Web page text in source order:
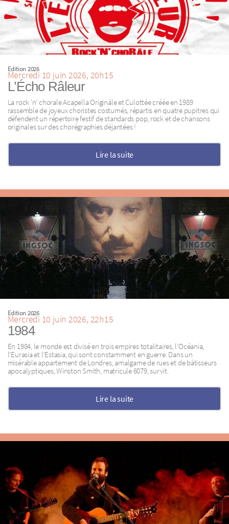
Edition 2026
Mercredi 10 juin 2026, 20h15
L’Écho Râleur
La rock ’n’ chorale Acapella Originâle et Culottée créée en 1989
rassemble de joyeux choristes costumés, répartis en quatre pupitres qui
défendent un répertoire festif de standards pop, rock et de chansons
originales sur des chorégraphies déjantées !
Lire la suite
Edition 2026
Mercredi 10 juin 2026, 22h15
1984
En 1984, le monde est divisé en trois empires totalitaires, l’Océania,
l’Eurasia et l’Estasia, qui sont constamment en guerre. Dans un
misérable appartement de Londres, amalgame de rues et de bâtisseurs
apocalyptiques, Winston Smith, matricule 6079, survit.
Lire la suite